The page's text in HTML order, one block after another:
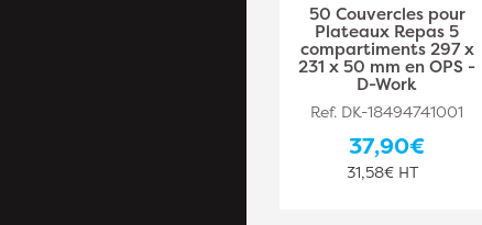
50 Couvercles pour
Plateaux Repas 5
compartiments 297 x
231 x 50 mm en OPS -
D-Work
Ref. DK-18494741001
37,90€
31,58€ HT